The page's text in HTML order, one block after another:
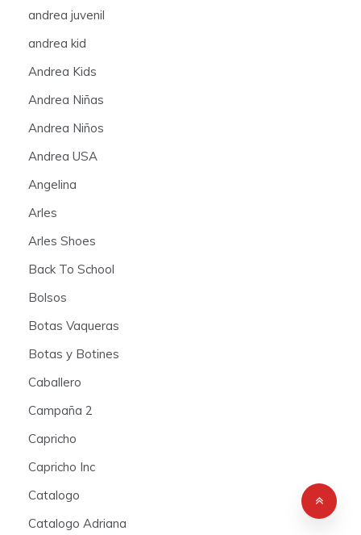
andrea juvenil
andrea kid
Andrea Kids
Andrea Niñas
Andrea Niños
Andrea USA
Angelina
Arles
Arles Shoes
Back To School
Bolsos
Botas Vaqueras
Botas y Botines
Caballero
Campaña 2
Capricho
Capricho Inc
Catalogo
Catalogo Adriana